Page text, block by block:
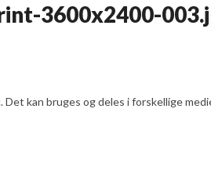
3600x2400-
kan bruges og deles i forskellige